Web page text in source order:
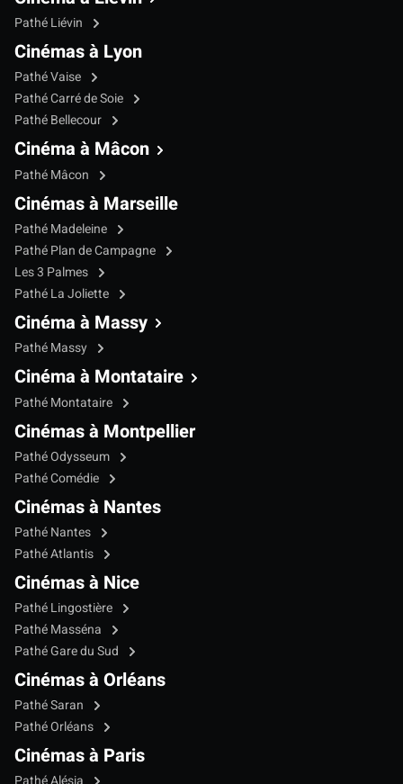
Pathé Liévin
Cinémas à Lyon
Pathé Vaise
Pathé Carré de Soie
Pathé Bellecour
Cinéma à Mâcon
Pathé Mâcon
Cinémas à Marseille
Pathé Madeleine
Pathé Plan de Campagne
Les 3 Palmes
Pathé La Joliette
Cinéma à Massy
Pathé Massy
Cinéma à Montataire
Pathé Montataire
Cinémas à Montpellier
Pathé Odysseum
Pathé Comédie
Cinémas à Nantes
Pathé Nantes
Pathé Atlantis
Cinémas à Nice
Pathé Lingostière
Pathé Masséna
Pathé Gare du Sud
Cinémas à Orléans
Pathé Saran
Pathé Orléans
Cinémas à Paris